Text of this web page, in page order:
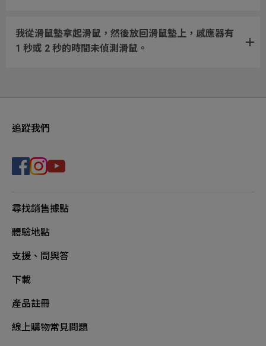
我從滑鼠墊拿起滑鼠，然後放回滑鼠墊上，感應器有
1 秒或 2 秒的時間未偵測滑鼠。
追蹤我們
尋找銷售據點
體驗地點
支援、問與答
下載
產品註冊
線上購物常見問題